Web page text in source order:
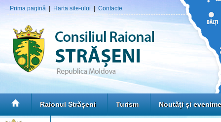
Prima pagină Harta site-ului Contacte
Raionul Strășeni Turism Noutăţi și